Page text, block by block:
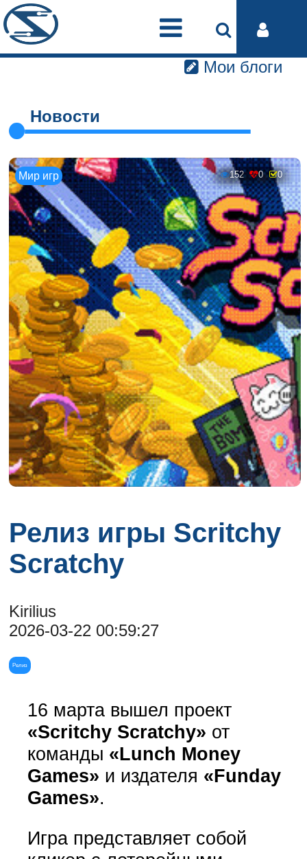
Мои блоги
Новости
Мир игр 152 0 0
Релиз игры Scritchy
Scratchy
Kirilius
2026-03-22 00:59:27
Релиз
16 марта вышел проект
«Scritchy Scratchy» от
команды «Lunch Money
Games» и издателя «Funday
Games».
Игра представляет собой